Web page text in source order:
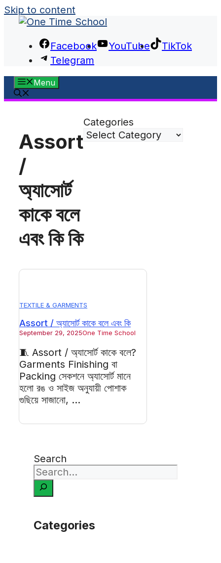
Skip to content
Facebook YouTube
TikTok
Telegram
Menu
Assort
/
অ্যাসোর্ট
কাকে বলে
এবং কি কি
Categories
TEXTILE & GARMENTS
Assort / অ্যাসোর্ট কাকে বলে এবং কি
September 29, 2025One Time School
🧵 Assort / অ্যাসোর্ট কাকে বলে?
Garments Finishing বা
Packing সেকশনে অ্যাসোর্ট মানে
হলো রঙ ও সাইজ অনুযায়ী পোশাক
গুছিয়ে সাজানো, ...
Search
Categories